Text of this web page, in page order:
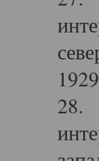
28.